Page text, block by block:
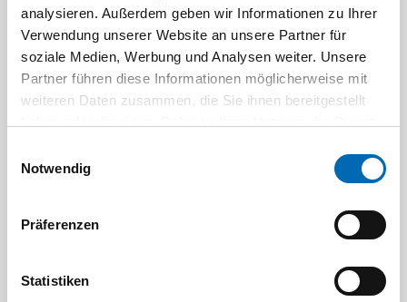
analysieren. Außerdem geben wir Informationen zu Ihrer
Verwendung unserer Website an unsere Partner für
soziale Medien, Werbung und Analysen weiter. Unsere
Partner führen diese Informationen möglicherweise mit
weiteren Daten zusammen, die Sie ihnen bereitgestellt
Notwendig
Präferenzen
Statistiken
und/oder änderungen an der Web-Site vornehmen.
Ratschläge, die Sie über das Portal ODÖRFER
SEEFELDER GmbH erhalten, sollten Sie nicht
ungeprüft als Grundlage für persönliche,
medizinische, rechtliche oder finanzielle
individuell zugeschnittene Lösungen für Ihre
Situation zu erhalten. ODÖRFER SEEFELDER GmbH
die Erreichbarkeit, Zeitliche Verfügbarkeit,
Software, Produkte, Dienstleistungen und Grafiken,
die auf der Web-Site ODÖRFER SEEFELDER GmbH